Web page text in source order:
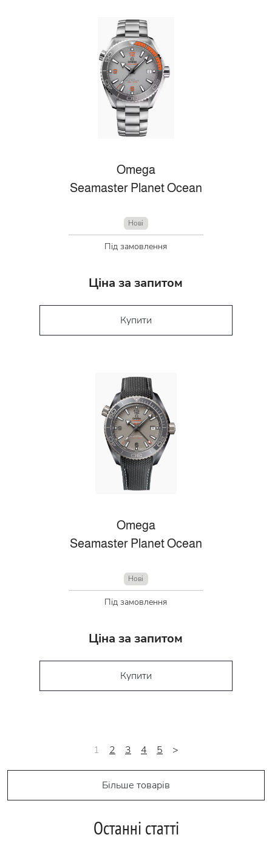
Omega
Seamaster Planet Ocean
Нові
Під замовлення
Ціна за запитом
Купити
Omega
Seamaster Planet Ocean
Нові
Під замовлення
Ціна за запитом
Купити
1 2 3 4 5 >
Більше товарів
Останні статті